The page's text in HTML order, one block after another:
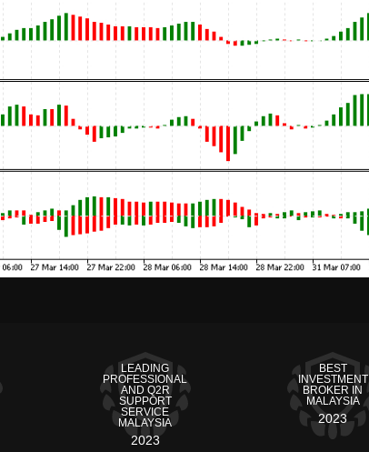
BEST
INVESTMENT
BROKER IN
MALAYSIA
2023
LEADING
PROFESSIONAL
AND Q2R
SUPPORT
SERVICE
MALAYSIA
2023